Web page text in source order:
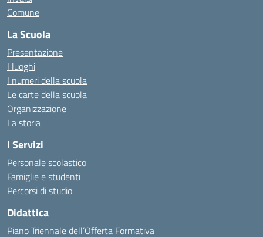
Comune
La Scuola
Presentazione
I luoghi
I numeri della scuola
Le carte della scuola
Organizzazione
La storia
I Servizi
Personale scolastico
Famiglie e studenti
Percorsi di studio
Didattica
Piano Triennale dell’Offerta Formativa